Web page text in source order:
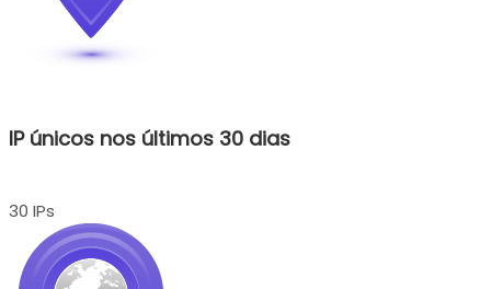
IP únicos nos últimos 30 dias
30 IPs